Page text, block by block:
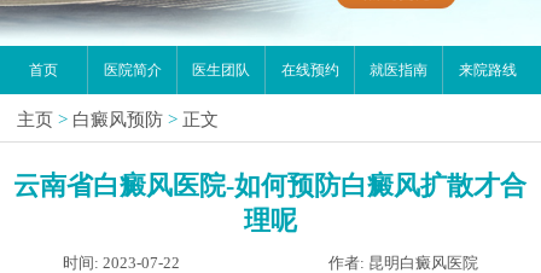
首页 医院简介 医生团队 在线预约 就医指南 来院路线
主页 > 白癜风预防 > 正文
云南省白癜风医院-如何预防白癜风扩散才合
理呢
时间: 2023-07-22 作者: 昆明白癜风医院